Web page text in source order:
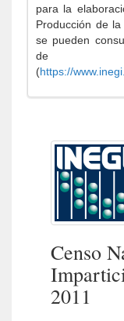
para la
Producción de
se pueden
de
(https://
Censo
2011